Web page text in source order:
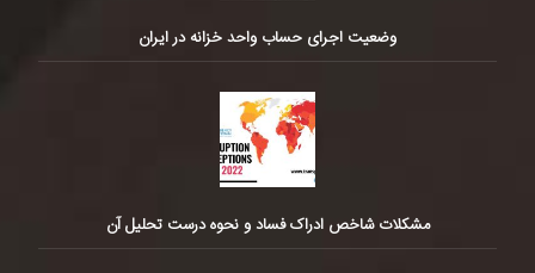
وضعیت اجرای حساب واحد خزانه در ایران
مشکلات شاخص ادراک فساد و نحوه درست تحلیل آن